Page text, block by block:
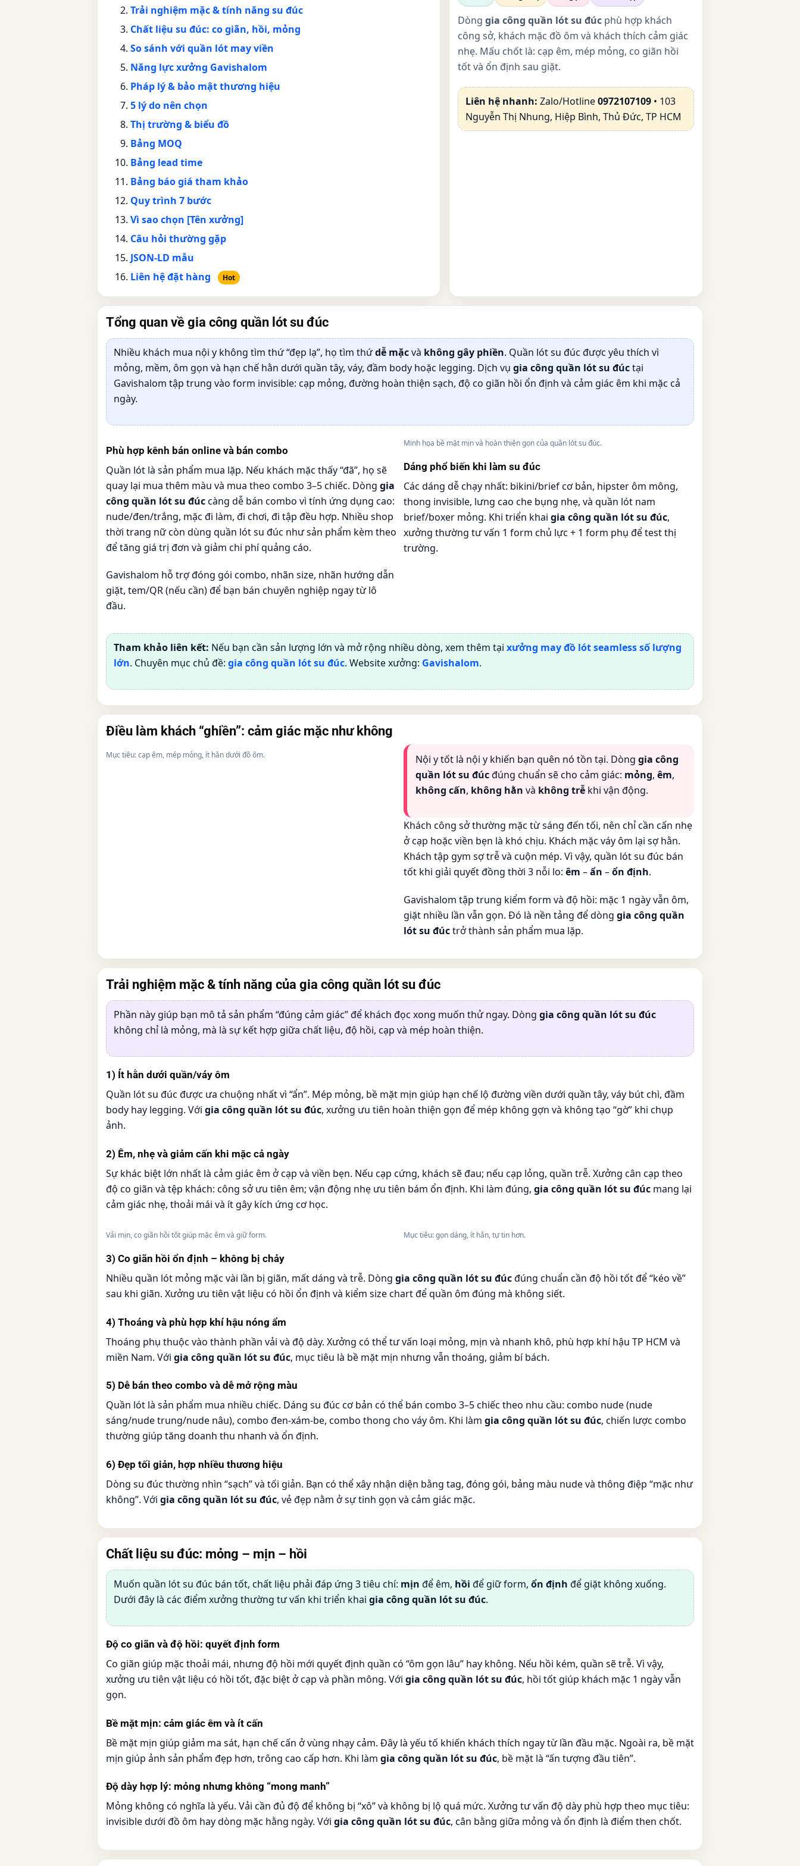
Trải nghiệm mặc & tính năng su đúc
Chất liệu su đúc: co giãn, hồi, mỏng
So sánh với quần lót may viền
Năng lực xưởng Gavishalom
Pháp lý & bảo mật thương hiệu
5 lý do nên chọn
Thị trường & biểu đồ
Bảng MOQ
Bảng lead time
Bảng báo giá tham khảo
Quy trình 7 bước
Vì sao chọn [Tên xưởng]
Câu hỏi thường gặp
JSON-LD mẫu
Liên hệ đặt hàng
Hot
Dònggia công quần lót su đúc phù hợp khách
công sở, khách mặc đồ ôm và khách thích cảm giác
nhẹ. Mấu chốt là: cạp êm, mép mỏng, co giãn hồi
tốt và ổn định sau giặt.
Liên hệ nhanh: Zalo/Hotline0972107109 • 103
Nguyễn Thị Nhung, Hiệp Bình, Thủ Đức, TP HCM
Tổng quan về gia công quần lót su đúc
Nhiều khách mua nội y không tìm thứ “đẹp lạ”, họ tìm thứdễ mặcvà không gây phiền. Quần lót su đúc được yêu thích vì
mỏng, mềm, ôm gọn và hạn chế hằn dưới quần tây, váy, đầm body hoặc legging. Dịch vụ gia công quần lót su đúctại
Gavishalom tập trung vào form invisible: cạp mỏng, đường hoàn thiện sạch, độ co giãn hồi ổn định và cảm giác êm khi mặc cả
ngày.
Phù hợp kênh bán online và bán combo
Quần lót là sản phẩm mua lặp. Nếu khách mặc thấy “đã”, họ sẽ
quay lại mua thêm màu và mua theo combo 3–5 chiếc. Dòng gia
công quần lót su đúccàng dễ bán combo vì tính ứng dụng cao:
nude/đen/trắng, mặc đi làm, đi chơi, đi tập đều hợp. Nhiều shop
thời trang nữ còn dùng quần lót su đúc như sản phẩm kèm theo
để tăng giá trị đơn và giảm chi phí quảng cáo.
Gavishalom hỗ trợ đóng gói combo, nhãn size, nhãn hướng dẫn
giặt, tem/QR (nếu cần) để bạn bán chuyên nghiệp ngay từ lô
đầu.
Minh họa bề mặt mịn và hoàn thiện gọn của quần lót su đúc.
Dáng phổ biến khi làm su đúc
Các dáng dễ chạy nhất: bikini/brief cơ bản, hipster ôm mông,
thong invisible, lưng cao che bụng nhẹ, và quần lót nam
brief/boxer mỏng. Khi triển khai gia công quần lót su đúc,
xưởng thường tư vấn 1 form chủ lực + 1 form phụ để test thị
trường.
Tham khảo liên kết: Nếu bạn cần sản lượng lớn và mở rộng nhiều dòng, xem thêm tại xưởng may đồ lót seamless số lượng
lớn. Chuyên mục chủ đề: gia công quần lót su đúc. Website xưởng: Gavishalom.
Điều làm khách “ghiền”: cảm giác mặc như không
Mục tiêu: cạp êm, mép mỏng, ít hằn dưới đồ ôm. Nội y tốt là nội y khiến bạn quên nó tồn tại. Dòng gia công
quần lót su đúcđúng chuẩn sẽ cho cảm giác: mỏng, êm,
không cấn, không hằn và không trễ khi vận động.
Khách công sở thường mặc từ sáng đến tối, nên chỉ cần cấn nhẹ
ở cạp hoặc viền bẹn là khó chịu. Khách mặc váy ôm lại sợ hằn.
Khách tập gym sợ trễ và cuộn mép. Vì vậy, quần lót su đúc bán
tốt khi giải quyết đồng thời 3 nỗi lo: êm –ẩn –ổn định.
Gavishalom tập trung kiểm form và độ hồi: mặc 1 ngày vẫn ôm,
giặt nhiều lần vẫn gọn. Đó là nền tảng để dòng gia công quần
lót su đúctrở thành sản phẩm mua lặp.
Trải nghiệm mặc & tính năng của gia công quần lót su đúc
Phần này giúp bạn mô tả sản phẩm “đúng cảm giác” để khách đọc xong muốn thử ngay. Dòng gia công quần lót su đúc
không chỉ là mỏng, mà là sự kết hợp giữa chất liệu, độ hồi, cạp và mép hoàn thiện.
1) Ít hằn dưới quần/váy ôm
Quần lót su đúc được ưa chuộng nhất vì “ẩn”. Mép mỏng, bề mặt mịn giúp hạn chế lộ đường viền dưới quần tây, váy bút chì, đầm
body hay legging. Với gia công quần lót su đúc, xưởng ưu tiên hoàn thiện gọn để mép không gợn và không tạo “gờ” khi chụp
ảnh.
2) Êm, nhẹ và giảm cấn khi mặc cả ngày
Sự khác biệt lớn nhất là cảm giác êm ở cạp và viền bẹn. Nếu cạp cứng, khách sẽ đau; nếu cạp lỏng, quần trễ. Xưởng cân cạp theo
độ co giãn và tệp khách: công sở ưu tiên êm; vận động nhẹ ưu tiên bám ổn định. Khi làm đúng, gia công quần lót su đúc mang lại
cảm giác nhẹ, thoải mái và ít gây kích ứng cơ học.
Vải mịn, co giãn hồi tốt giúp mặc êm và giữ form. Mục tiêu: gọn dáng, ít hằn, tự tin hơn.
3) Co giãn hồi ổn định – không bị chảy
Nhiều quần lót mỏng mặc vài lần bị giãn, mất dáng và trễ. Dòng gia công quần lót su đúcđúng chuẩn cần độ hồi tốt để “kéo về”
sau khi giãn. Xưởng ưu tiên vật liệu có hồi ổn định và kiểm size chart để quần ôm đúng mà không siết.
4) Thoáng và phù hợp khí hậu nóng ẩm
Thoáng phụ thuộc vào thành phần vải và độ dày. Xưởng có thể tư vấn loại mỏng, mịn và nhanh khô, phù hợp khí hậu TP HCM và
miền Nam. Với gia công quần lót su đúc, mục tiêu là bề mặt mịn nhưng vẫn thoáng, giảm bí bách.
5) Dễ bán theo combo và dễ mở rộng màu
Quần lót là sản phẩm mua nhiều chiếc. Dáng su đúc cơ bản có thể bán combo 3–5 chiếc theo nhu cầu: combo nude (nude
sáng/nude trung/nude nâu), combo đen-xám-be, combo thong cho váy ôm. Khi làm gia công quần lót su đúc, chiến lược combo
thường giúp tăng doanh thu nhanh và ổn định.
6) Đẹp tối giản, hợp nhiều thương hiệu
Dòng su đúc thường nhìn “sạch” và tối giản. Bạn có thể xây nhận diện bằng tag, đóng gói, bảng màu nude và thông điệp “mặc như
không”. Với gia công quần lót su đúc, vẻ đẹp nằm ở sự tinh gọn và cảm giác mặc.
Chất liệu su đúc: mỏng – mịn – hồi
Muốn quần lót su đúc bán tốt, chất liệu phải đáp ứng 3 tiêu chí: mịn để êm, hồi để giữ form, ổn định để giặt không xuống.
Dưới đây là các điểm xưởng thường tư vấn khi triển khai gia công quần lót su đúc.
Độ co giãn và độ hồi: quyết định form
Co giãn giúp mặc thoải mái, nhưng độ hồi mới quyết định quần có “ôm gọn lâu” hay không. Nếu hồi kém, quần sẽ trễ. Vì vậy,
xưởng ưu tiên vật liệu có hồi tốt, đặc biệt ở cạp và phần mông. Với gia công quần lót su đúc, hồi tốt giúp khách mặc 1 ngày vẫn
gọn.
Bề mặt mịn: cảm giác êm và ít cấn
Bề mặt mịn giúp giảm ma sát, hạn chế cấn ở vùng nhạy cảm. Đây là yếu tố khiến khách thích ngay từ lần đầu mặc. Ngoài ra, bề mặt
mịn giúp ảnh sản phẩm đẹp hơn, trông cao cấp hơn. Khi làm gia công quần lót su đúc, bề mặt là “ấn tượng đầu tiên”.
Độ dày hợp lý: mỏng nhưng không “mong manh”
Mỏng không có nghĩa là yếu. Vải cần đủ độ để không bị “xô” và không bị lộ quá mức. Xưởng tư vấn độ dày phù hợp theo mục tiêu:
invisible dưới đồ ôm hay dòng mặc hằng ngày. Với gia công quần lót su đúc, cân bằng giữa mỏng và ổn định là điểm then chốt.